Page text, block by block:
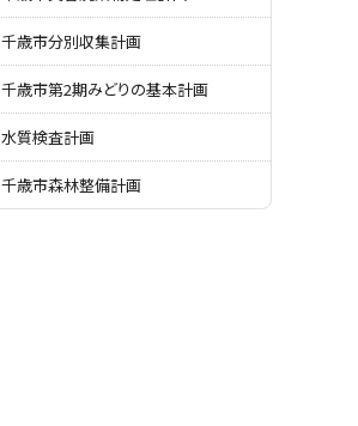
千歳市分別収集計画
千歳市第2期みどりの基本計画
水質検査計画
千歳市森林整備計画